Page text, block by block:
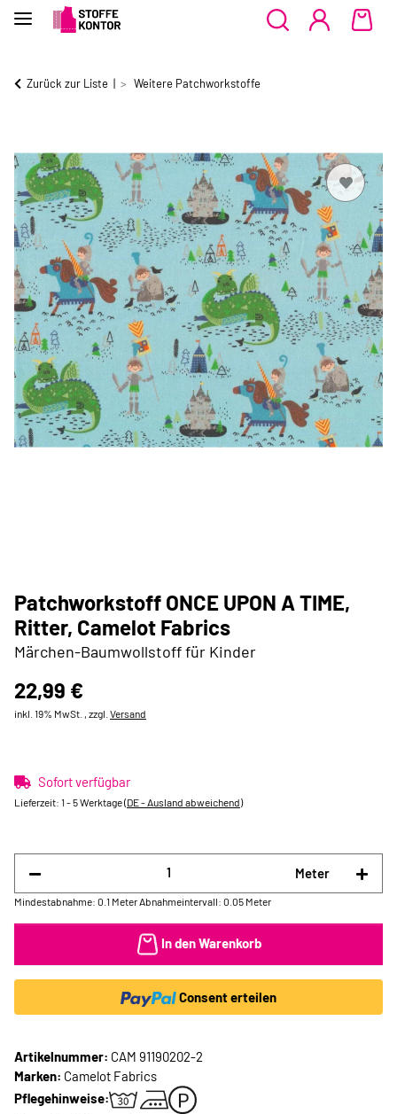
Zurück zur Liste Weitere Patchworkstoffe
Patchworkstoff ONCE UPON A TIME,
Ritter, Camelot Fabrics
Märchen-Baumwollstoff für Kinder
22,99 €
inkl. 19% MwSt. , zzgl. Versand
Sofort verfügbar
Lieferzeit: 1 - 5 Werktage(DE - Ausland abweichend)
Meter
Mindestabnahme: 0.1 Meter Abnahmeintervall: 0.05 Meter
In den Warenkorb
Consent erteilen
Artikelnummer: CAM 91190202-2
Marken: Camelot Fabrics
Pflegehinweise: